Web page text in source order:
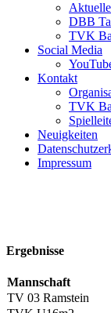
DBB
TVK
Social Media
Kontakt
TVK
Neuigkeiten
Impressum
Ergebnisse
Mannschaft
TV 03 Ramstein